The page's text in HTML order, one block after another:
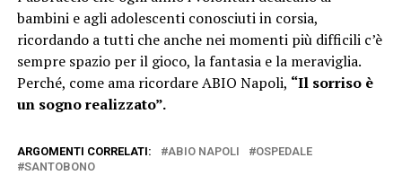
bambini e agli adolescenti conosciuti in corsia,
ricordando a tutti che anche nei momenti più difficili c’è
sempre spazio per il gioco, la fantasia e la meraviglia.
Perché, come ama ricordare ABIO Napoli, “Il sorriso è
un sogno realizzato”.
ARGOMENTI CORRELATI: ABIO NAPOLI
OSPEDALE
SANTOBONO